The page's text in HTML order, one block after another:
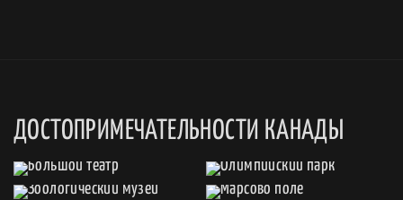
ДОСТОПРИМЕЧАТЕЛЬНОСТИ КАНАДЫ